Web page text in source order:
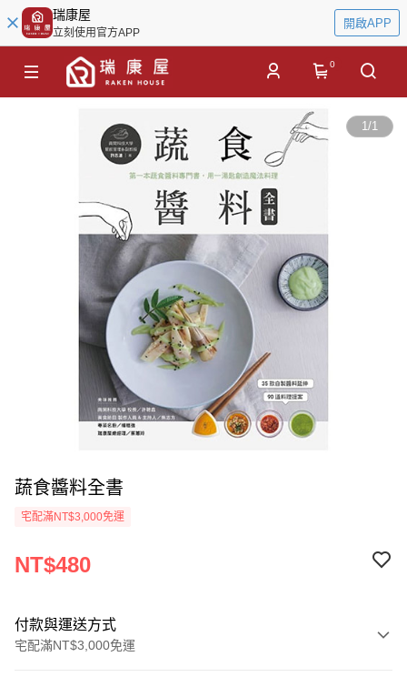
瑞康屋
立刻使用官方APP
開啟APP
0
1/1
蔬食醬料全書
宅配滿NT$3,000免運
NT$480
付款與運送方式
宅配滿NT$3,000免運